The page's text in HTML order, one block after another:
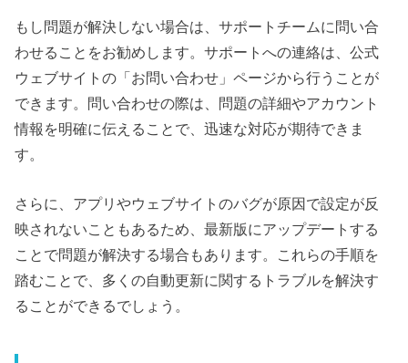
もし問題が解決しない場合は、サポートチームに問い合
わせることをお勧めします。サポートへの連絡は、公式
ウェブサイトの「お問い合わせ」ページから行うことが
できます。問い合わせの際は、問題の詳細やアカウント
情報を明確に伝えることで、迅速な対応が期待できま
す。
さらに、アプリやウェブサイトのバグが原因で設定が反
映されないこともあるため、最新版にアップデートする
ことで問題が解決する場合もあります。これらの手順を
踏むことで、多くの自動更新に関するトラブルを解決す
ることができるでしょう。